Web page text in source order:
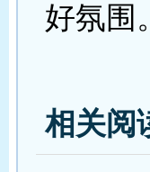
好氛围。
相关阅